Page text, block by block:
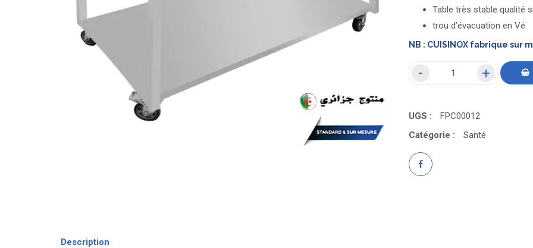
Table très stable qualité
trou d’évacuation en Vé
NB : CUISINOX fabrique
UGS :
FPC00012
Catégorie :
Santé
Description